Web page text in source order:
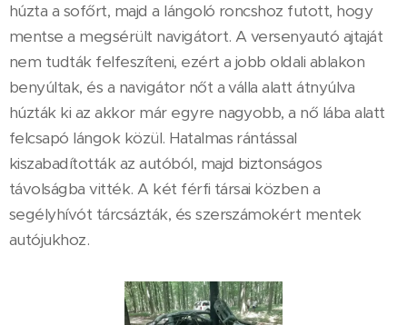
húzta a sofőrt, majd a lángoló roncshoz futott, hogy
mentse a megsérült navigátort. A versenyautó ajtaját
nem tudták felfeszíteni, ezért a jobb oldali ablakon
benyúltak, és a navigátor nőt a válla alatt átnyúlva
húzták ki az akkor már egyre nagyobb, a nő lába alatt
felcsapó lángok közül. Hatalmas rántással
kiszabadították az autóból, majd biztonságos
távolságba vitték. A két férfi társai közben a
segélyhívót tárcsázták, és szerszámokért mentek
autójukhoz.